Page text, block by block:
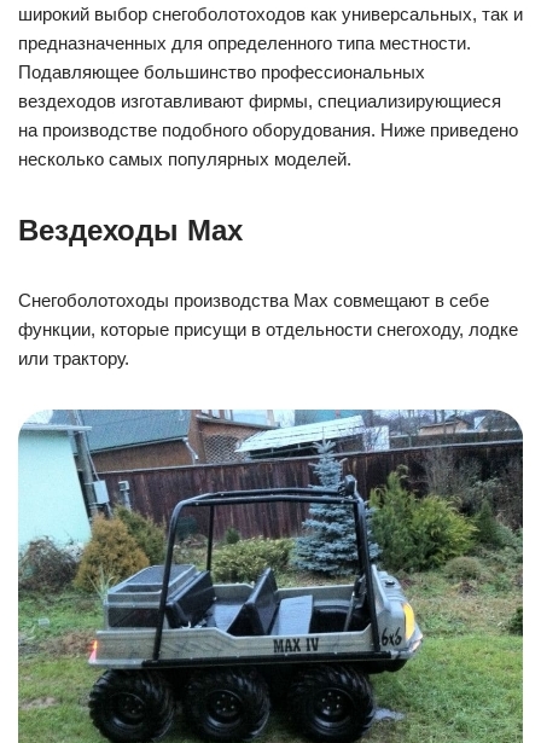
широкий выбор снегоболотоходов как универсальных, так и
предназначенных для определенного типа местности.
Подавляющее большинство профессиональных
вездеходов изготавливают фирмы, специализирующиеся
на производстве подобного оборудования. Ниже приведено
несколько самых популярных моделей.
Вездеходы Max
Снегоболотоходы производства Max совмещают в себе
функции, которые присущи в отдельности снегоходу, лодке
или трактору.